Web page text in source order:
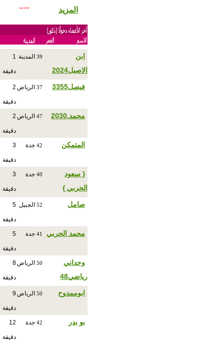
المزيد
ابن
الاصيل2024
39 المدينة 1
دقيقة
فيصل3355 37 الرياض 2
دقيقة
محمد.2030 47 الرياض 2
دقيقة
المتمكن 42 جدة 3
دقيقة
{ سعود
الحربي }
40 جدة 3
دقيقة
صامل 52 الجبيل 5
دقيقة
محمد الحربي 41 جدة 5
دقيقة
وحداني
رياضي48
50 الرياض8
دقيقة
ابوممدوح 50 الرياض 9
دقيقة
بو بدر 42 جدة 12
دقيقة